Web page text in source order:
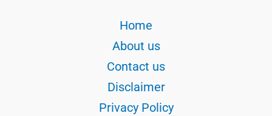
Home
About us
Contact us
Disclaimer
Privacy Policy